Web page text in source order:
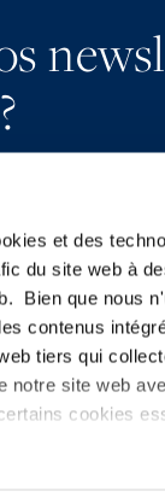
et des
du site web à
Bien que nous
contenus
tiers qui
site web
cookies